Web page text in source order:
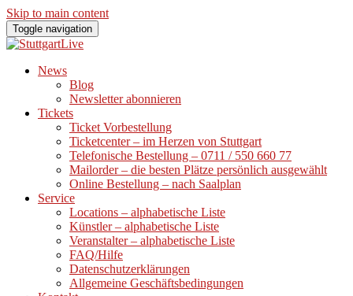
Skip to main content
Toggle navigation
News
Blog
Newsletter abonnieren
Tickets
Ticket Vorbestellung
Ticketcenter – im Herzen von Stuttgart
Telefonische Bestellung – 0711 / 550 660 77
Mailorder – die besten Plätze persönlich ausgewählt
Online Bestellung – nach Saalplan
Service
Locations – alphabetische Liste
Künstler – alphabetische Liste
Veranstalter – alphabetische Liste
FAQ/Hilfe
Datenschutzerklärungen
Allgemeine Geschäftsbedingungen